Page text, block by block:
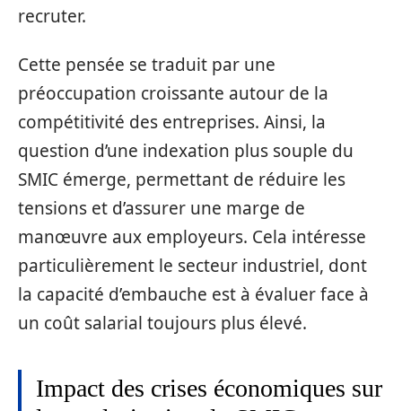
recruter.
Cette pensée se traduit par une
préoccupation croissante autour de la
compétitivité des entreprises. Ainsi, la
question d’une indexation plus souple du
SMIC émerge, permettant de réduire les
tensions et d’assurer une marge de
manœuvre aux employeurs. Cela intéresse
particulièrement le secteur industriel, dont
la capacité d’embauche est à évaluer face à
un coût salarial toujours plus élevé.
Impact des crises économiques sur